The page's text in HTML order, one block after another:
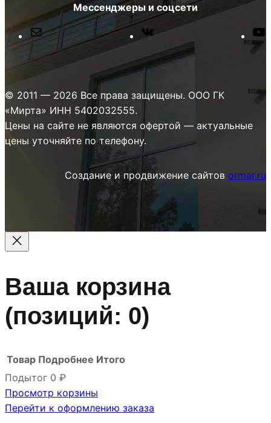
Мессенджеры и соцсети
П
ч
а
В
о
т
к
е
u
© 2011 — 2026 Все права защищены. ООО ГК
«Мирта» ИНН 5402032555.
Цены на сайте не являются офертой — актуальные
цены уточняйте по телефону.
Создание и продвижение сайтов ormar.ru
Ваша корзина
(позиций: 0)
Товары
Товар Подробнее Итого
Подытог 0 ₽
Просмотр корзины
Перейти к оформлению заказа